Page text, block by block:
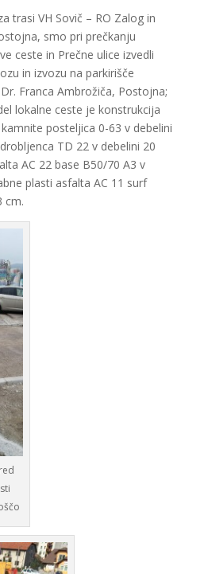
trasi VH Sovič – RO Zalog in
smo pri prečkanju
ceste in Prečne ulice izvedli
in izvozu na parkirišče
Franca Ambrožiča, Postojna;
lokalne ceste je konstrukcija
posteljica 0-63 v debelini
TD 22 v debelini 20
AC 22 base B50/70 A3 v
plasti asfalta AC 11 surf
cm.